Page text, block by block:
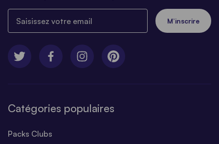
M’inscrire
Catégories populaires
Packs Clubs